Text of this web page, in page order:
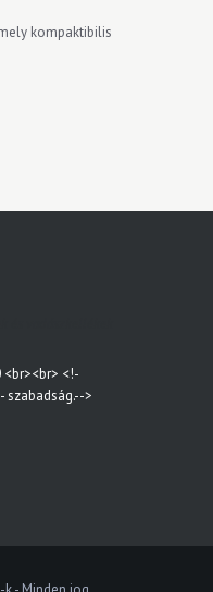
kompaktibilis
<!-
szabadság.-->